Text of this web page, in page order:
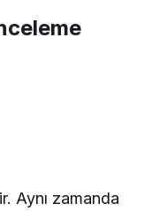
Aynı zamanda